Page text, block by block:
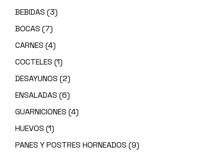
BEBIDAS (3)
BOCAS (7)
CARNES (4)
COCTELES (1)
DESAYUNOS (2)
ENSALADAS (6)
GUARNICIONES (4)
HUEVOS (1)
PANES Y POSTRES HORNEADOS (9)